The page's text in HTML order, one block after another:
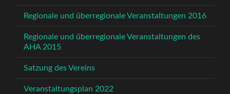
Regionale und überregionale Veranstaltungen 2016
Regionale und überregionale Veranstaltungen des
AHA 2015
Satzung des Vereins
Veranstaltungsplan 2022